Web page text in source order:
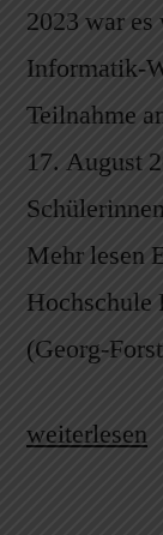
2023 war
Informatik-
Teilnahme
17. August
Mehr lesen
Hochschule
(Georg-
weiterlesen